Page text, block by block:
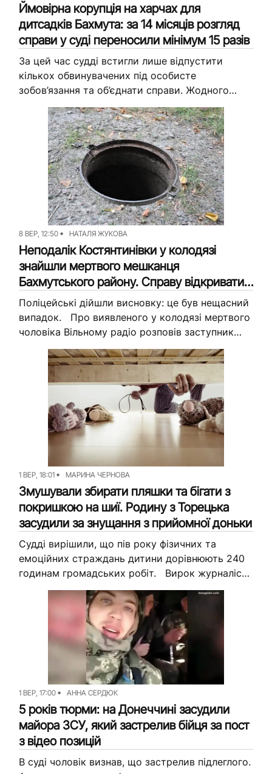
Ймовірна корупція на харчах для
дитсадків Бахмута: за 14 місяців розгляд
справи у суді переносили мінімум 15 разів
За цей час судді встигли лише відпустити
кількох обвинувачених під особисте
зобов’язання та об’єднати справи. Жодного
засідання по суті ще не було. За даними
відкритого реєстру судових рішень, за...
8 ВЕР, 12:50 НАТАЛЯ ЖУКОВА
Неподалік Костянтинівки у колодязі
знайшли мертвого мешканця
Бахмутського району. Справу відкривати
не стали
Поліцейські дійшли висновку: це був нещасний
випадок. Про виявленого у колодязі мертвого
чоловіка Вільному радіо розповів заступник
начальника відділу зв’язків зі ЗМІ ДСНС
Донеччини Віктор Серомах. Рятувальники
дізналися про...
1 ВЕР, 18:01 МАРИНА ЧЕРНОВА
Змушували збирати пляшки та бігати з
покришкою на шиї. Родину з Торецька
засудили за знущання з прийомної доньки
Судді вирішили, що пів року фізичних та
емоційних страждань дитини дорівнюють 240
годинам громадських робіт. Вирок журналісти
Вільного радіо дізналися в Єдиному
державному реєстрі судових рішень. За
матеріалами справи,...
1 ВЕР, 17:00 АННА СЕРДЮК
5 років тюрми: на Донеччині засудили
майора ЗСУ, який застрелив бійця за пост
з відео позицій
В суді чоловік визнав, що застрелив підлеглого.